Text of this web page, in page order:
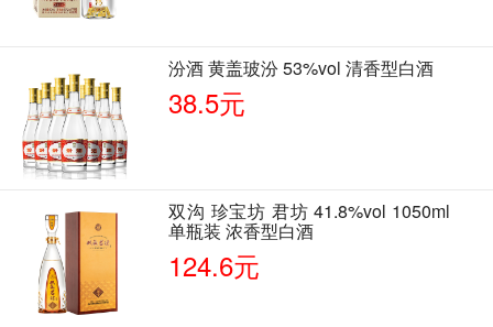
汾酒 黄盖玻汾 53%vol 清香型白酒
38.5元
双沟 珍宝坊 君坊 41.8%vol 1050ml
单瓶装 浓香型白酒
124.6元